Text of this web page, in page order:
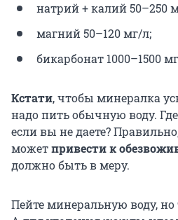
натрий + калий 50–250
магний 50–120 мг/л;
бикарбонат 1000–1500
Кстати, чтобы минералка
надо пить обычную воду.
если вы не даете?
можетпривести к
должно быть в меру.
Пейте минеральную воду, но